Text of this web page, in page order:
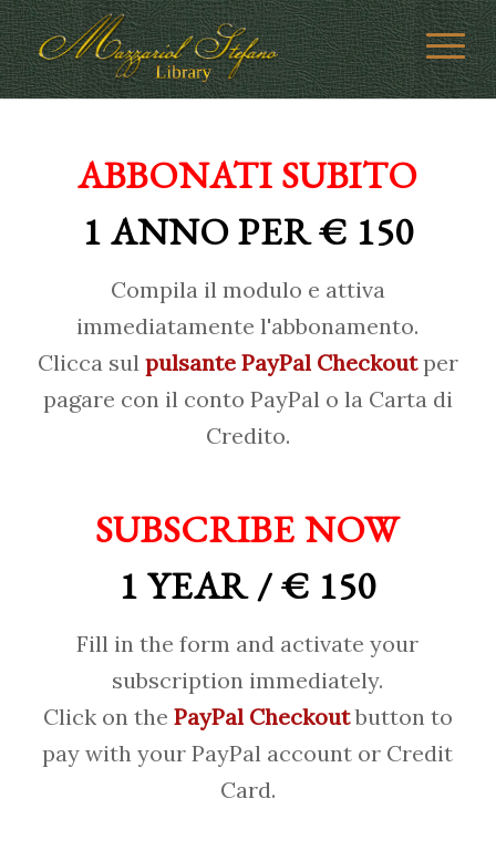
ABBONATI SUBITO
1 ANNO PER € 150
Compila il modulo e attiva
immediatamente l'abbonamento.
Clicca sul pulsante PayPal Checkoutper
pagare con il conto PayPal o la Carta di
Credito.
SUBSCRIBE NOW
1 YEAR / € 150
Fill in the form and activate your
subscription immediately.
Click on the PayPal Checkoutbutton to
pay with your PayPal account or Credit
Card.